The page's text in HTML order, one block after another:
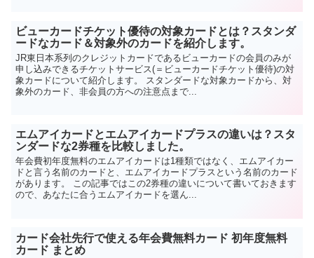
ビューカードチケット優待の対象カードとは？スタンダ
ードなカード＆対象外のカードを紹介します。
JR東日本系列のクレジットカードであるビューカードの会員のみが
申し込みできるチケットサービス(＝ビューカードチケット優待)の対
象カードについて紹介します。 スタンダードな対象カードから、対
象外のカード、非会員の方への注意点まで...
エムアイカードとエムアイカードプラスの違いは？スタ
ンダードな2券種を比較しました。
年会費初年度無料のエムアイカードは1種類ではなく、エムアイカー
ドと言う名前のカードと、エムアイカードプラスという名前のカード
があります。 この記事ではこの2券種の違いについて書いておきます
ので、あなたに合うエムアイカードを選ん...
カード会社先行で使える年会費無料カード 初年度無料
カード まとめ